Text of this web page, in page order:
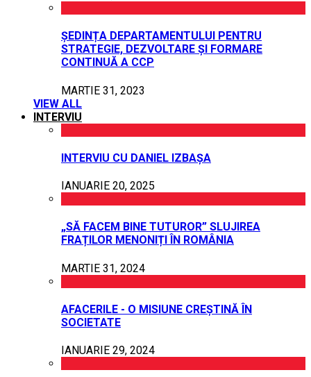
ȘEDINȚA DEPARTAMENTULUI PENTRU
STRATEGIE, DEZVOLTARE ȘI FORMARE
CONTINUĂ A CCP
MARTIE 31, 2023
VIEW ALL
INTERVIU
INTERVIU CU DANIEL IZBAȘA
IANUARIE 20, 2025
„SĂ FACEM BINE TUTUROR” SLUJIREA
FRAȚILOR MENONIȚI ÎN ROMÂNIA
MARTIE 31, 2024
AFACERILE - O MISIUNE CREȘTINĂ ÎN
SOCIETATE
IANUARIE 29, 2024